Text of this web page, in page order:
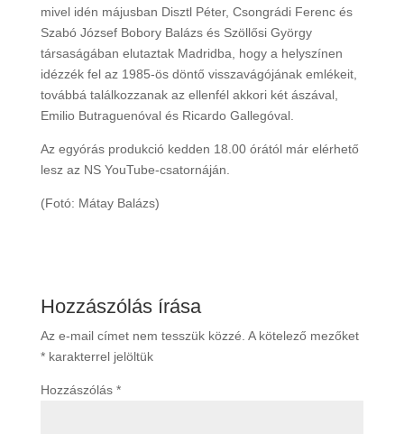
mivel idén májusban Disztl Péter, Csongrádi Ferenc és
Szabó József Bobory Balázs és Szöllősi György
társaságában elutaztak Madridba, hogy a helyszínen
idézzék fel az 1985-ös döntő visszavágójának emlékeit,
továbbá találkozzanak az ellenfél akkori két ászával,
Emilio Butraguenóval és Ricardo Gallegóval.
Az egyórás produkció kedden 18.00 órától már elérhető
lesz az NS YouTube-csatornáján.
(Fotó: Mátay Balázs)
Hozzászólás írása
Az e-mail címet nem tesszük közzé. A kötelező mezőket
*karakterrel jelöltük
Hozzászólás *